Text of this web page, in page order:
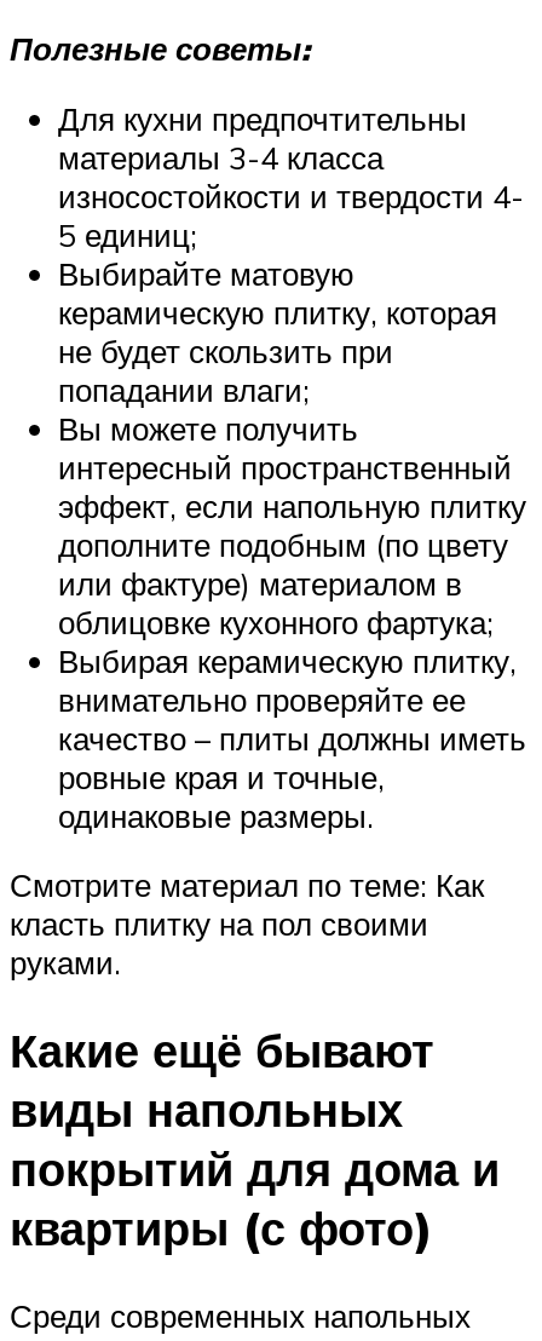
Полезные советы:
Для кухни предпочтительны
материалы 3-4 класса
износостойкости и твердости 4-
5 единиц;
Выбирайте матовую
керамическую плитку, которая
не будет скользить при
попадании влаги;
Вы можете получить
интересный пространственный
эффект, если напольную плитку
дополните подобным (по цвету
или фактуре) материалом в
облицовке кухонного фартука;
Выбирая керамическую плитку,
внимательно проверяйте ее
качество – плиты должны иметь
ровные края и точные,
одинаковые размеры.
Смотрите материал по теме: Как
класть плитку на пол своими
руками.
Какие ещё бывают
виды напольных
покрытий для дома и
квартиры (с фото)
Среди современных напольных